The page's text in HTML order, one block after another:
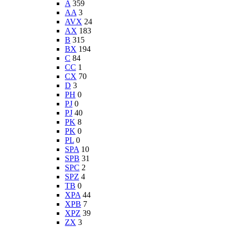
A 359
AA 3
AVX 24
AX 183
B 315
BX 194
C 84
CC 1
CX 70
D 3
PH 0
PJ 0
PJ 40
PK 8
PK 0
PL 0
SPA 10
SPB 31
SPC 2
SPZ 4
TB 0
XPA 44
XPB 7
XPZ 39
ZX 3